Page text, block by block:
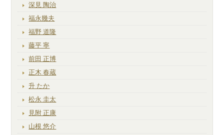
深見 陶治
福永幾夫
福野 道隆
藤平 寧
前田 正博
正木 春蔵
升 たか
松永 圭太
見附 正康
山根 悠介